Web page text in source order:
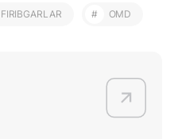
FIRIBGARLAR # OMD